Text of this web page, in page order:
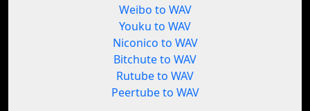
Weibo to WAV
Youku to WAV
Niconico to WAV
Bitchute to WAV
Rutube to WAV
Peertube to WAV